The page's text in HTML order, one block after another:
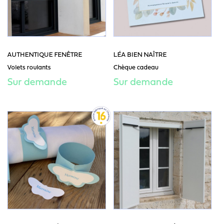
AUTHENTIQUE FENÊTRE
Volets roulants
Sur demande
LÉA BIEN NAÎTRE
Chèque cadeau
Sur demande